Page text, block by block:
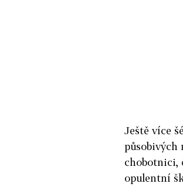
Ještě více
působivých
chobotnici,
opulentní